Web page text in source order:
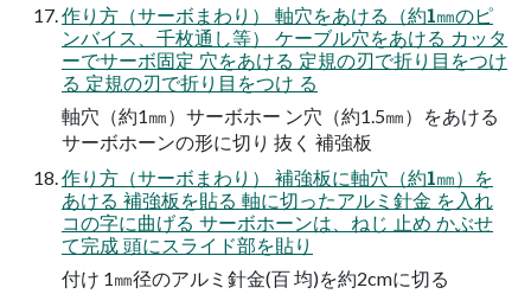
作り方（サーボまわり） 軸穴をあける（約1㎜のピ
ンバイス、千枚通し等） ケーブル穴をあける カッタ
ーでサーボ固定 穴をあける 定規の刃で折り目をつけ
る 定規の刃で折り目をつけ る
軸穴（約1㎜）サーボホー ン穴（約1.5㎜）をあける
サーボホーンの形に切り 抜く 補強板
作り方（サーボまわり） 補強板に軸穴（約1㎜）を
あける 補強板を貼る 軸に切ったアルミ針金 を入れ
コの字に曲げる サーボホーンは、ねじ 止め かぶせ
て完成 頭にスライド部を貼り
付け 1㎜径のアルミ針金(百 均)を約2cmに切る